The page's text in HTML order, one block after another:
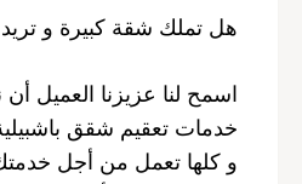
هل تملك شقة كبيرة و تريد
اسمح لنا عزيزنا العميل
خدمات تعقيم شقق
و كلها تعمل من أجل